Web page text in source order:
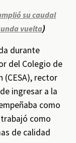
su caudal
vuelta)
durante
del Colegio de
(CESA), rector
ingresar a la
como
como
de calidad